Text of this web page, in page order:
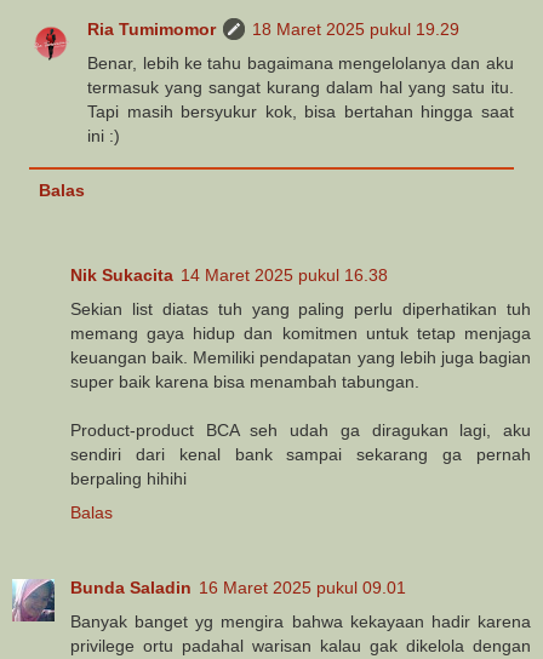
Ria Tumimomor
18 Maret 2025 pukul 19.29
Benar, lebih ke tahu bagaimana mengelolanya dan aku
termasuk yang sangat kurang dalam hal yang satu itu.
Tapi masih bersyukur kok, bisa bertahan hingga saat
ini :)
Balas
Nik Sukacita 14 Maret 2025 pukul 16.38
Sekian list diatas tuh yang paling perlu diperhatikan tuh
memang gaya hidup dan komitmen untuk tetap menjaga
keuangan baik. Memiliki pendapatan yang lebih juga bagian
super baik karena bisa menambah tabungan.
Product-product BCA seh udah ga diragukan lagi, aku
sendiri dari kenal bank sampai sekarang ga pernah
berpaling hihihi
Balas
Bunda Saladin 16 Maret 2025 pukul 09.01
Banyak banget yg mengira bahwa kekayaan hadir karena
privilege ortu padahal warisan kalau gak dikelola dengan